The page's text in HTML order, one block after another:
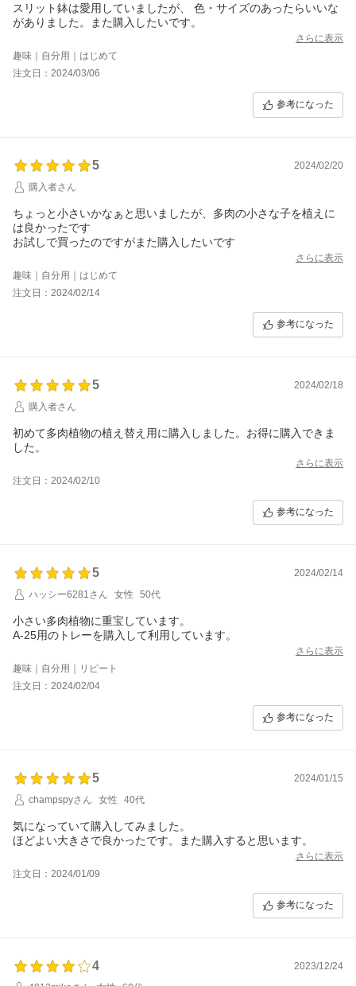
スリット鉢は愛用していましたが、 色・サイズのあったらいいな
がありました。また購入したいです。
さらに表示
趣味｜自分用｜はじめて
注文日：2024/03/06
参考になった
5
2024/02/20
購入者さん
ちょっと小さいかなぁと思いましたが、多肉の小さな子を植えに
は良かったです
お試しで買ったのですがまた購入したいです
さらに表示
趣味｜自分用｜はじめて
注文日：2024/02/14
参考になった
5
2024/02/18
購入者さん
初めて多肉植物の植え替え用に購入しました。お得に購入できま
した。
さらに表示
注文日：2024/02/10
参考になった
5
2024/02/14
ハッシー6281さん
女性 50代
小さい多肉植物に重宝しています。
A-25用のトレーを購入して利用しています。
さらに表示
趣味｜自分用｜リピート
注文日：2024/02/04
参考になった
5
2024/01/15
champspyさん
女性 40代
気になっていて購入してみました。
ほどよい大きさで良かったです。また購入すると思います。
さらに表示
注文日：2024/01/09
参考になった
4
2023/12/24